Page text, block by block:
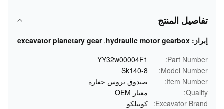
تفاصيل المنتج
إبراز: hydraulic motor gearbox
,
excavator planetary gear
Part Number:
YY32w00004F1
Model Number:
Sk140-8
Item Number:
صندوق تروس حفارة
Quality:
معيار OEM
Excavator Brand:
كوبيلكو